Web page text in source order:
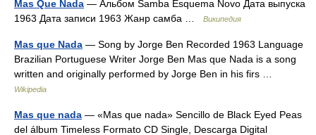
Mas Que Nada — Альбом Samba Esquema Novo Дата выпуска
1963 Дата записи 1963 Жанр самба …
Википедия
Mas que Nada — Song by Jorge Ben Recorded 1963 Language
Brazilian Portuguese Writer Jorge Ben Mas que Nada is a song
written and originally performed by Jorge Ben in his firs …
Wikipedia
Mas que nada — «Mas que nada» Sencillo de Black Eyed Peas
del álbum Timeless Formato CD Single, Descarga Digital